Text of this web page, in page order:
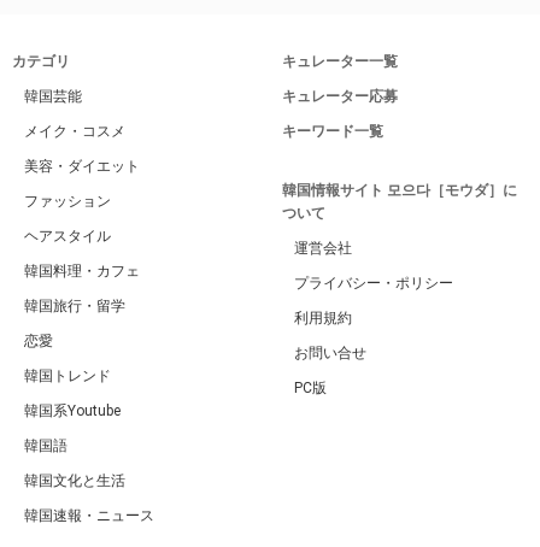
カテゴリ
韓国芸能
メイク・コスメ
美容・ダイエット
ファッション
ヘアスタイル
韓国料理・カフェ
韓国旅行・留学
恋愛
韓国トレンド
韓国系Youtube
韓国語
韓国文化と生活
韓国速報・ニュース
キュレーター一覧
キュレーター応募
キーワード一覧
韓国情報サイト 모으다［モウダ］に
ついて
運営会社
プライバシー・ポリシー
利用規約
お問い合せ
PC版